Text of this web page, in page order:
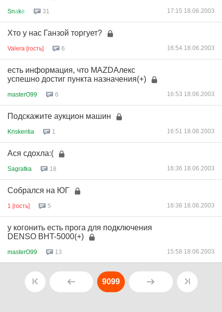
Snаkе 31 17:15 18.06.2003
Хто у нас Ганзой торгует?
Valera [гость] 6 16:54 18.06.2003
есть информация, что MAZDAлекс
успешно достиг пункта назначения(+)
masterO99 6 16:53 18.06.2003
Подскажите аукцион машин
Kriskentia 1 16:51 18.06.2003
Ася сдохла:(
Sagratka 18 16:36 18.06.2003
Собрался на ЮГ
1 [гость] 5 16:36 18.06.2003
у когонить есть прога для подключения
DENSO BHT-5000(+)
masterO99 13 15:58 18.06.2003
9099